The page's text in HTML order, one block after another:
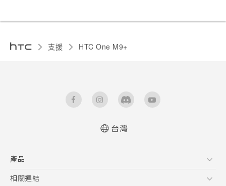
支援 HTC One M9+‎
台灣
產品
5G
相關連結